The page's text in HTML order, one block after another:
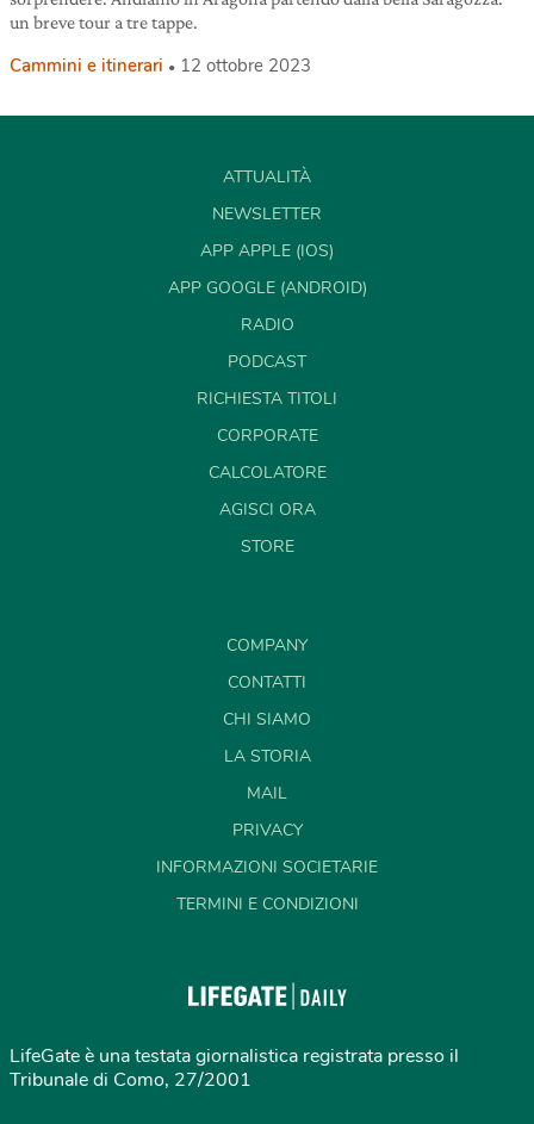
un breve tour a tre tappe.
Cammini e itinerari 12 ottobre 2023
ATTUALITÀ
NEWSLETTER
APP APPLE (IOS)
APP GOOGLE (ANDROID)
RADIO
PODCAST
RICHIESTA TITOLI
CORPORATE
CALCOLATORE
AGISCI ORA
STORE
COMPANY
CONTATTI
CHI SIAMO
LA STORIA
MAIL
PRIVACY
INFORMAZIONI SOCIETARIE
TERMINI E CONDIZIONI
LifeGate è una testata giornalistica registrata presso il
Tribunale di Como, 27/2001